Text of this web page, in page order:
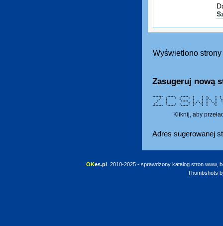
Wyświetlono
Zasugeruj nową
******* ***** ***** * * *
* * * * * * * ** *
* * * * * * * *
* * ***** * * * * *
* * * * * * * * * * *
* * * * * ** ** * **
******* ***** ***** * * *
Kliknij, aby
Adres sugerowanej
OKes.pl 2010-2025 - sprawdzony katalog stron www,
Thumbshots